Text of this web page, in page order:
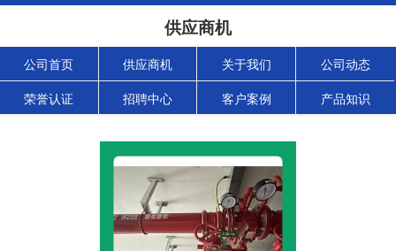
供应商机
公司首页 供应商机 关于我们 公司动态
荣誉认证 招聘中心 客户案例 产品知识